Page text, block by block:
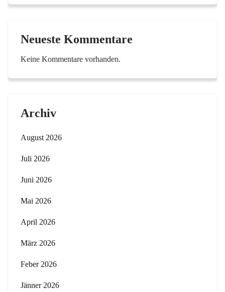
Neueste Kommentare
Keine Kommentare vorhanden.
Archiv
August 2026
Juli 2026
Juni 2026
Mai 2026
April 2026
März 2026
Feber 2026
Jänner 2026